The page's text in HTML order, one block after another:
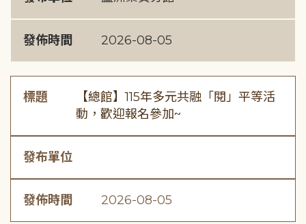
發佈時間 2026-08-05
標題
【總館】115年多元共融「閱」平等活
動，歡迎報名參加~
發布單位
發佈時間 2026-08-05